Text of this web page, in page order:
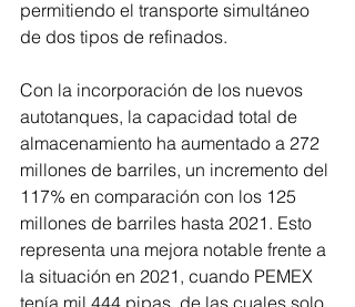
permitiendo el transporte simultáneo
de dos tipos de refinados.
Con la incorporación de los nuevos
autotanques, la capacidad total de
almacenamiento ha aumentado a 272
millones de barriles, un incremento del
117% en comparación con los 125
millones de barriles hasta 2021. Esto
representa una mejora notable frente a
la situación en 2021, cuando PEMEX